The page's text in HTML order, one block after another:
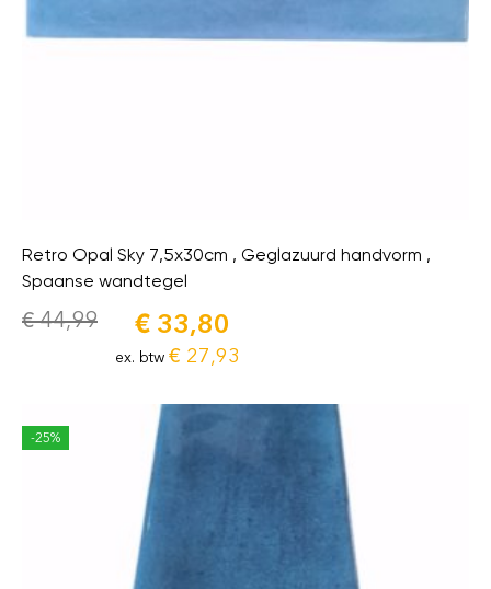
Retro Opal Sky 7,5x30cm , Geglazuurd handvorm ,
Spaanse wandtegel
€44,99 € 33,80
ex. btw € 27,93
-25%